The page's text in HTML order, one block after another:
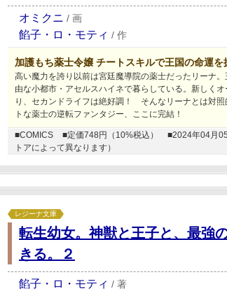
オミクニ / 画
餡子・ロ・モティ / 作
加護もち薬士令嬢 チートスキルで王国の命運を
高い魔力を誇り以前は宮廷魔導院の薬士だったリーナ
由な小都市・アセルスハイネで暮らしている。新しく
り、セカンドライフは絶好調！ そんなリーナとは対
トな薬士の逆転ファンタジー、ここに完結！
■COMICS ■定価748円（10%税込）
■2024年04月
トアによって異なります）
レジーナ文庫
転生幼女。神獣と王子と、最強
きる。２
餡子・ロ・モティ / 著